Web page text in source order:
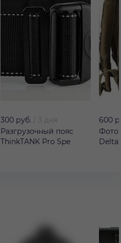
300 руб.
3 дня
Разгрузочный пояс
ThinkTANK Pro Spe
600
Delta